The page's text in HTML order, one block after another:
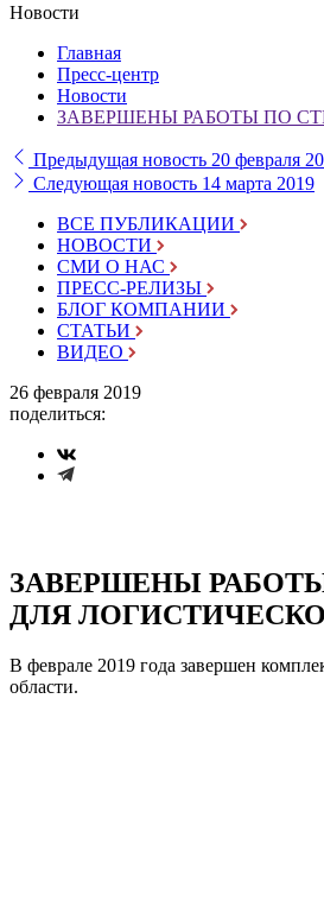
Новости
Главная
Пресс-центр
Новости
ЗАВЕРШЕНЫ РАБОТЫ ПО
Предыдущая новость 20 февраля
Следующая новость 14 марта 2019
ВСЕ ПУБЛИКАЦИИ
НОВОСТИ
СМИ О НАС
ПРЕСС-РЕЛИЗЫ
БЛОГ КОМПАНИИ
СТАТЬИ
ВИДЕО
26 февраля 2019
поделиться:
ЗАВЕРШЕНЫ
ДЛЯ
В феврале 2019 года завершен
области.